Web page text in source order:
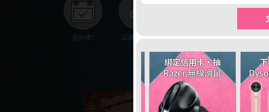
簽到禮1 註冊領點數 下載APP 限量50點